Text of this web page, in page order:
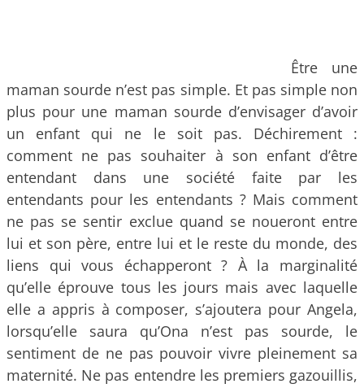
Être une
maman sourde n’est pas simple. Et pas simple non
plus pour une maman sourde d’envisager d’avoir
un enfant qui ne le soit pas. Déchirement :
comment ne pas souhaiter à son enfant d’être
entendant dans une société faite par les
entendants pour les entendants ? Mais comment
ne pas se sentir exclue quand se noueront entre
lui et son père, entre lui et le reste du monde, des
liens qui vous échapperont ? À la marginalité
qu’elle éprouve tous les jours mais avec laquelle
elle a appris à composer, s’ajoutera pour Angela,
lorsqu’elle saura qu’Ona n’est pas sourde, le
sentiment de ne pas pouvoir vivre pleinement sa
maternité. Ne pas entendre les premiers gazouillis,